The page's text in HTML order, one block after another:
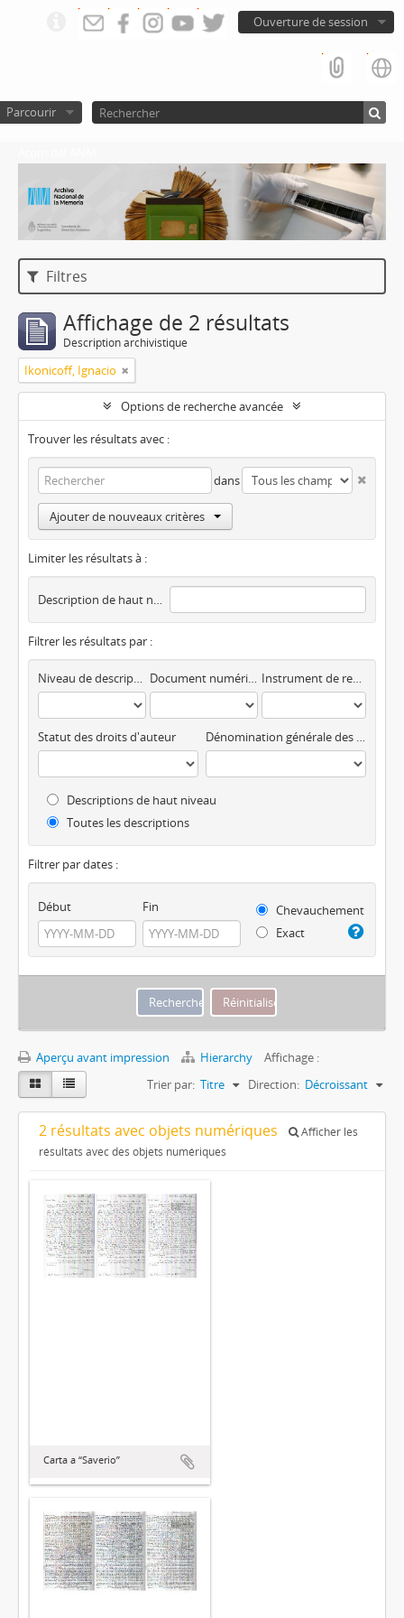
Ouverture de session
Parcourir
Filtres
Affichage de 2 résultats
Description archivistique
Ikonicoff, Ignacio
Options de recherche avancée
Trouver les résultats avec :
dans
Ajouter de nouveaux critères
Limiter les résultats à :
Description de haut niveau
Filtrer les résultats par :
Niveau de description Document numérique disponible Instrument de recherche
Statut des droits d'auteur Dénomination générale des documents
Descriptions de haut niveau
Toutes les descriptions
Filtrer par dates :
Début Fin
Chevauchement
Exact
Aperçu avant impression Hierarchy
Affichage :
Trier par: Titre Direction: Décroissant
2 résultats avec objets numériques
Afficher les
résultats avec des objets numériques
Carta a “Saverio”